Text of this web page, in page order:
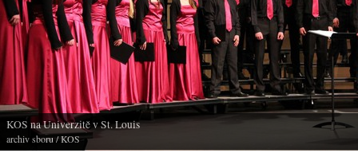
KOS na Univerzitě v St. Louis
archiv sboru/ KOS